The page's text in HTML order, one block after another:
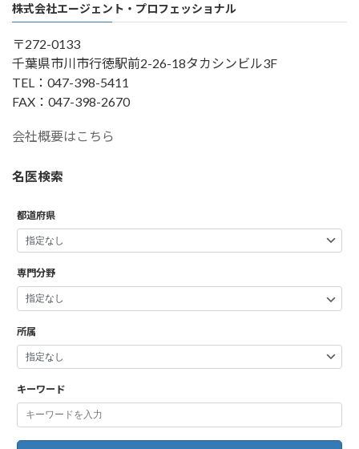
株式会社エージェント・プロフェッショナル
〒272-0133
千葉県市川市行徳駅前2-26-18タカシンビル3F
TEL：047-398-5411
FAX：047-398-2670
会社概要はこちら
名医検索
都道府県
専門分野
所属
キーワード